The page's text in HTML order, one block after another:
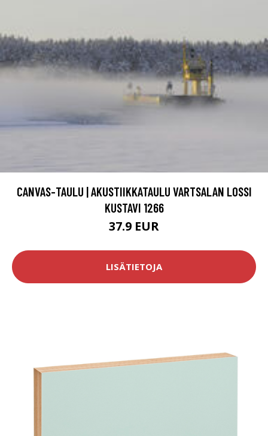
CANVAS-TAULU | AKUSTIIKKATAULU VARTSALAN LOSSI
KUSTAVI 1266
37.9 EUR
LISÄTIETOJA